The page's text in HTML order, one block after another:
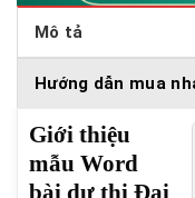
Mô tả
Hướng dẫn mua
Giới thiệu
mẫu Word
bài dự thi Đại